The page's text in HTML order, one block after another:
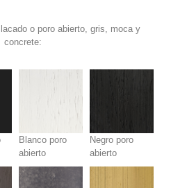
o poro abierto, gris, moca y
concrete:
Blanco poro
abierto
Negro poro
abierto